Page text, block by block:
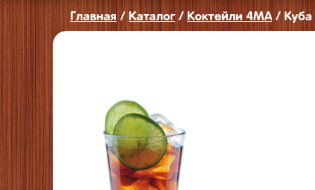
Главная/ Каталог/ Коктейли 4МА/ Куба